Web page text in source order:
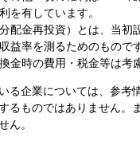
を有しています。
配金再投資）とは、当初
益率を測るためのもので
金時の費用・税金等は考
る企業については、参考
るものではありません。
ん。